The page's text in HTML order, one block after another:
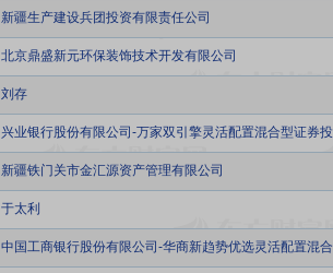
新疆生产建设兵团投资有限责任公司
北京鼎盛新元环保装饰技术开发有限公司
刘存
兴业银行股份有限公司-万家双引擎灵活配置混合型证券
新疆铁门关市金汇源资产管理有限公司
于太利
中国工商银行股份有限公司-华商新趋势优选灵活配置混